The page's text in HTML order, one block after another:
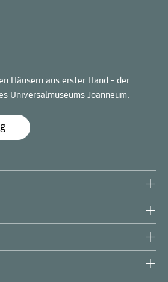
Häusern aus erster Hand - der
Universalmuseums Joanneum: